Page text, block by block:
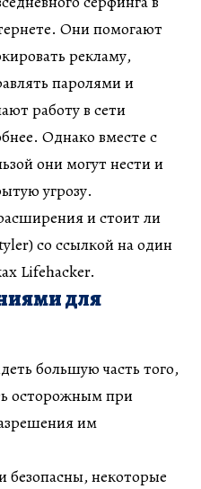
Они помогают
рекламу,
паролями и
работу в сети
Однако вместе с
они могут нести и
угрозу.
и стоит ли
со ссылкой на один
Lifehacker.
для
большую часть того,
осторожным при
им
безопасны, некоторые